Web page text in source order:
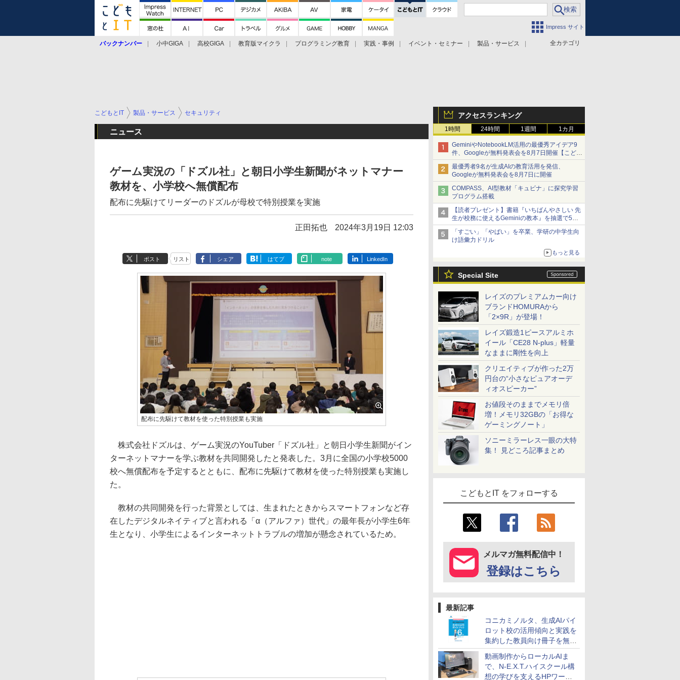
Impress サイト
全カテゴリ
バックナンバー 小中GIGA 高校GIGA 教育版マイクラ プログラミング教育 実践・事例 イベント・セミナー 製品・サービス
アクセスランキング
1時間 24時間 1週間 1カ月
GeminiやNotebookLM活用の最優秀アイデア9
件、Googleが無料発表会を8月7日開催【こども
とIT ポッドキャスト】
最優秀者9名が生成AIの教育活用を発信、
Googleが無料発表会を8月7日に開催
COMPASS、AI型教材「キュビナ」に探究学習
プログラム搭載
【読者プレゼント】書籍『いちばんやさしい 先
生が校務に使えるGeminiの教本』を抽選で5名
様にプレゼント ――応募締切は2026年8月12
日（水）まで
「すごい」「やばい」を卒業、学研の中学生向
け語彙力ドリル
もっと見る
Special Site
レイズのプレミアムカー向け
ブランドHOMURAから
「2×9R」が登場！
レイズ鍛造1ピースアルミホ
イール「CE28 N-plus」軽量
なままに剛性を向上
クリエイティブが作った2万
円台の“小さなピュアオーデ
ィオスピーカー”
お値段そのままでメモリ倍
増！メモリ32GBの「お得な
ゲーミングノート」
ソニーミラーレス一眼の大特
集！ 見どころ記事まとめ
こどもとIT をフォローする
メルマガ無料配信中！
登録はこちら
最新記事
コニカミノルタ、生成AIパイ
ロット校の活用傾向と実践を
集約した教員向け冊子を無料
公開
動画制作からローカルAIま
で、N-E.X.T.ハイスクール構
想の学びを支えるHPワーク
こどもとIT 製品・サービス セキュリティ
ニュース
ゲーム実況の「ドズル社」と朝日小学生新聞がネットマナー
教材を、小学校へ無償配布
配布に先駆けてリーダーのドズルが母校で特別授業を実施
正田拓也 2024年3月19日 12:03
ポスト リスト シェア はてブ note LinkedIn
配布に先駆けて教材を使った特別授業も実施
株式会社ドズルは、ゲーム実況のYouTuber「ドズル社」と朝日小学生新聞がイン
ターネットマナーを学ぶ教材を共同開発したと発表した。3月に全国の小学校5000
校へ無償配布を予定するとともに、配布に先駆けて教材を使った特別授業も実施し
た。
教材の共同開発を行った背景としては、生まれたときからスマートフォンなど存
在したデジタルネイティブと言われる「α（アルファ）世代」の最年長が小学生6年
生となり、小学生によるインターネットトラブルの増加が懸念されているため。